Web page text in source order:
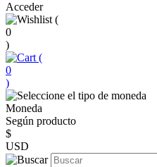
Acceder
(
0
)
(
0
)
Moneda
Según producto
$
USD